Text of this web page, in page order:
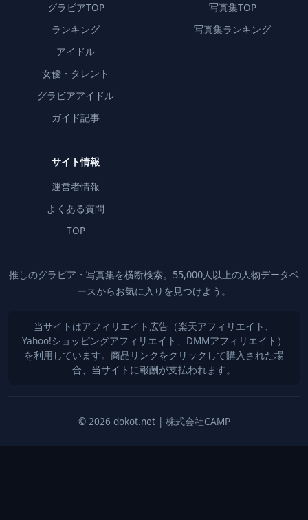
グラビアTOP
ランキング
アイドル
女優・タレント
グラビアアイドル
ガイド記事
写真集TOP
写真集ランキング
サイト情報
運営者情報
よくある質問
TOP
推しのグラビア・写真集を横断検索。55,000人以上の人物データベ
ースからお気に入りを見つけよう。
当サイトはアフィリエイト広告（楽天アフィリエイト、
Yahoo!ショッピングアフィリエイト、DMMアフィリエイト）
を利用しています。商品リンクをクリックして購入された場
合、当サイトに報酬が支払われます。
© 2026 dokot.net | 株式会社CAMP